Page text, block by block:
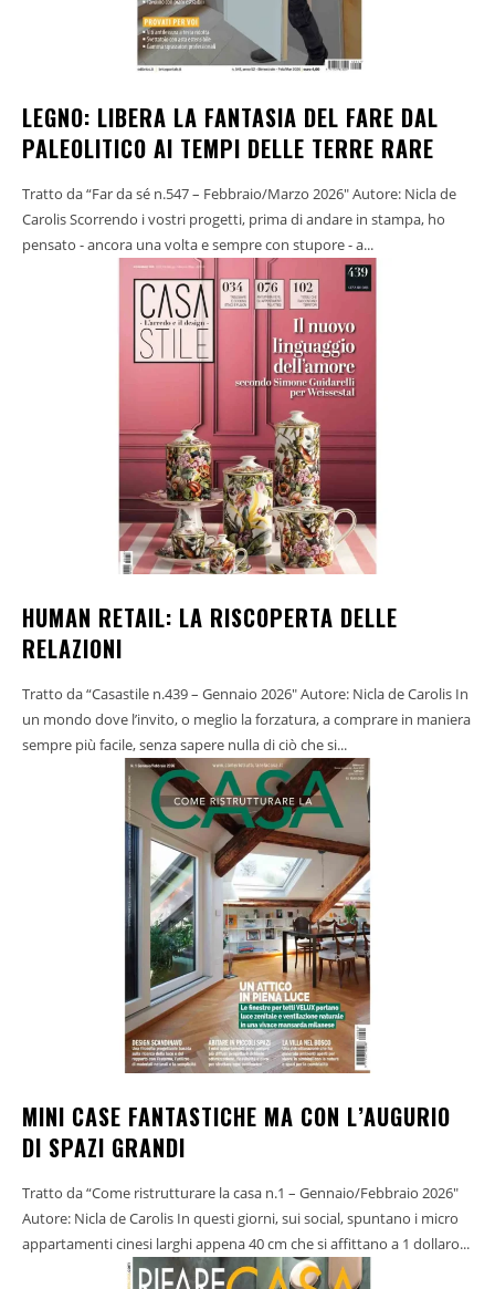
LEGNO: LIBERA LA FANTASIA DEL FARE DAL
PALEOLITICO AI TEMPI DELLE TERRE RARE
Tratto da “Far da sé n.547 – Febbraio/Marzo 2026" Autore: Nicla de
Carolis Scorrendo i vostri progetti, prima di andare in stampa, ho
pensato - ancora una volta e sempre con stupore - a...
HUMAN RETAIL: LA RISCOPERTA DELLE
RELAZIONI
Tratto da “Casastile n.439 – Gennaio 2026" Autore: Nicla de Carolis In
un mondo dove l’invito, o meglio la forzatura, a comprare in maniera
sempre più facile, senza sapere nulla di ciò che si...
MINI CASE FANTASTICHE MA CON L’AUGURIO
DI SPAZI GRANDI
Tratto da “Come ristrutturare la casa n.1 – Gennaio/Febbraio 2026"
Autore: Nicla de Carolis In questi giorni, sui social, spuntano i micro
appartamenti cinesi larghi appena 40 cm che si affittano a 1 dollaro...